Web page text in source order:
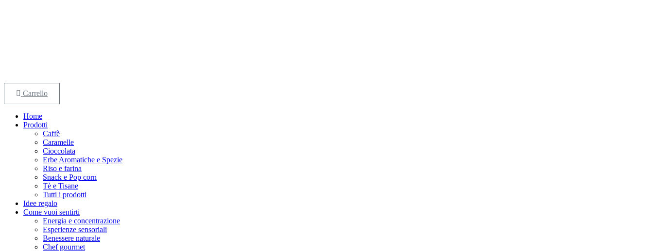
Carrello
Home
Prodotti
Caffè
Caramelle
Cioccolata
Erbe Aromatiche e Spezie
Riso e farina
Snack e Pop corn
Tè e Tisane
Tutti i prodotti
Idee regalo
Come vuoi sentirti
Energia e concentrazione
Esperienze sensoriali
Benessere naturale
Chef gourmet